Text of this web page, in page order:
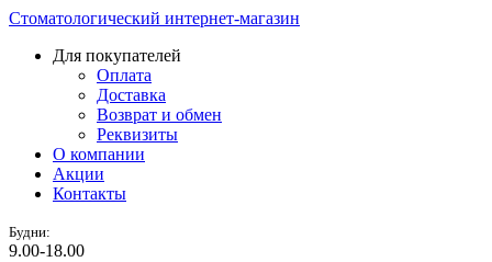
Стоматологический интернет-магазин
Для покупателей
Оплата
Доставка
Возврат и обмен
Реквизиты
О компании
Акции
Контакты
Будни:
9.00-18.00